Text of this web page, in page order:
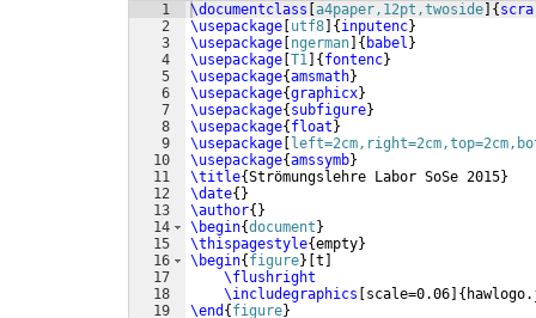
1
2
3
4
5
6
7
8
9
10
11
12
13
14
15
16
17
18
19
\documentclass a4paper,12pt,twoside {
\usepackage utf8 { inputenc}
\usepackage ngerman { babel }
\usepackage T1 { fontenc}
\usepackage{amsmath}
\usepackage{graphicx}
\usepackage{ subfigure}
\usepackage{ float }
\usepackage
\usepackage{amssymb}
\title{Strömungslehre Labor SoSe 2015}
\date{ }
\author{ }
\begin{document }
\thispagestyle{empty}
\begin{ figure} t
\flushright
\includegraphics
scale=0.06 {
\end { figure}